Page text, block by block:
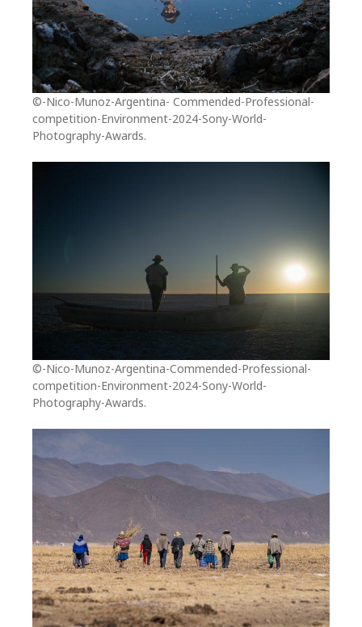
©-Nico-Munoz-Argentina- Commended-Professional-
competition-Environment-2024-Sony-World-
Photography-Awards.
©-Nico-Munoz-Argentina-Commended-Professional-
competition-Environment-2024-Sony-World-
Photography-Awards.